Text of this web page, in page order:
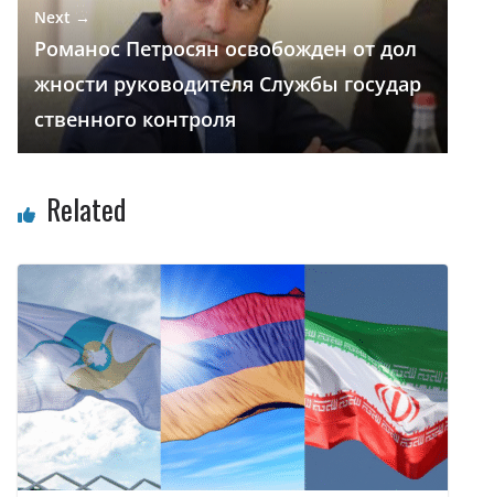
Next →
Романос Петросян освобожден от дол
жности руководителя Службы государ
ственного контроля
Related